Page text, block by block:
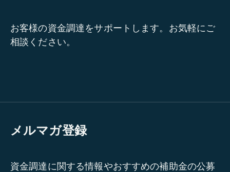
お客様の資金調達をサポートします。お気軽にご
相談ください。
メルマガ登録
資金調達に関する情報やおすすめの補助金の公募